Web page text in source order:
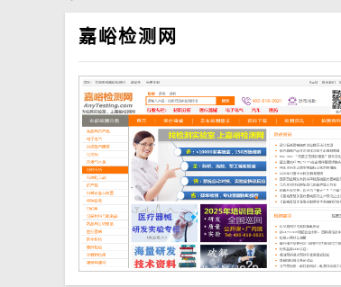
嘉峪检测网